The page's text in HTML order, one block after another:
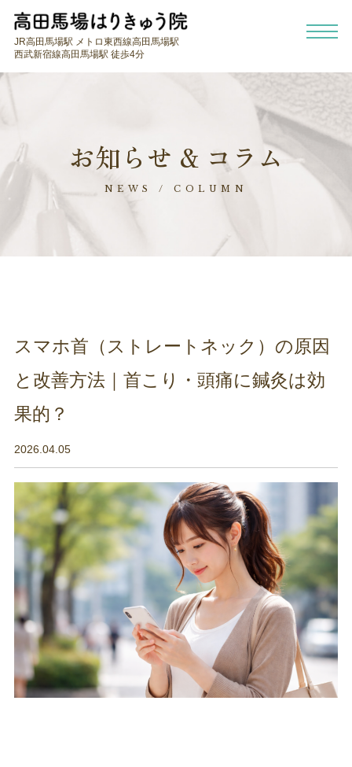
JR高田馬場駅 メトロ東西線高田馬場駅
西武新宿線高田馬場駅 徒歩4分
お知らせ & コラム
NEWS / COLUMN
スマホ首（ストレートネック）の原因
と改善方法｜首こり・頭痛に鍼灸は効
果的？
2026.04.05